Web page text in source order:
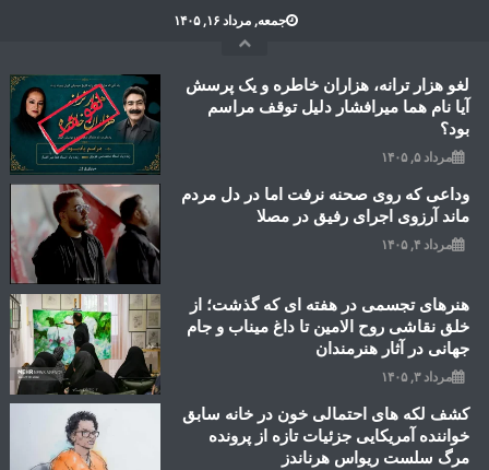
جمعه, مرداد ۱۶, ۱۴۰۵
لغو هزار ترانه، هزاران خاطره و یک پرسش
آیا نام هما میرافشار دلیل توقف مراسم
بود؟
مرداد ۵, ۱۴۰۵
وداعی که روی صحنه نرفت اما در دل مردم
ماند آرزوی اجرای رفیق در مصلا
مرداد ۴, ۱۴۰۵
هنرهای تجسمی در هفته ای که گذشت؛ از
خلق نقاشی روح الامین تا داغ میناب و جام
جهانی در آثار هنرمندان
مرداد ۳, ۱۴۰۵
کشف لکه های احتمالی خون در خانه سابق
خواننده آمریکایی جزئیات تازه از پرونده
مرگ سلست ریواس هرناندز